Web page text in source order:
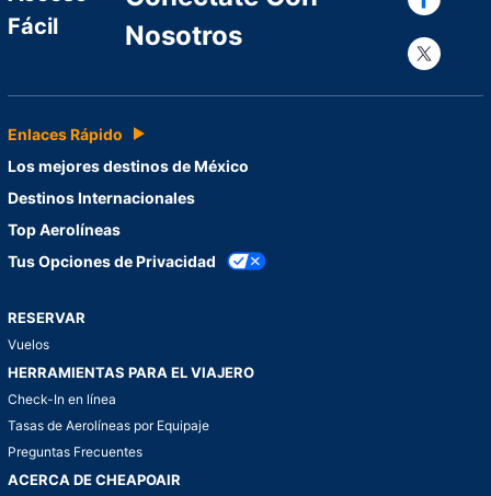
Fácil
Nosotros
Enlaces Rápido
Los mejores destinos de México
Destinos Internacionales
Top Aerolíneas
Tus Opciones de Privacidad
RESERVAR
Vuelos
HERRAMIENTAS PARA EL VIAJERO
Check-In en línea
Tasas de Aerolíneas por Equipaje
Preguntas Frecuentes
ACERCA DE CHEAPOAIR